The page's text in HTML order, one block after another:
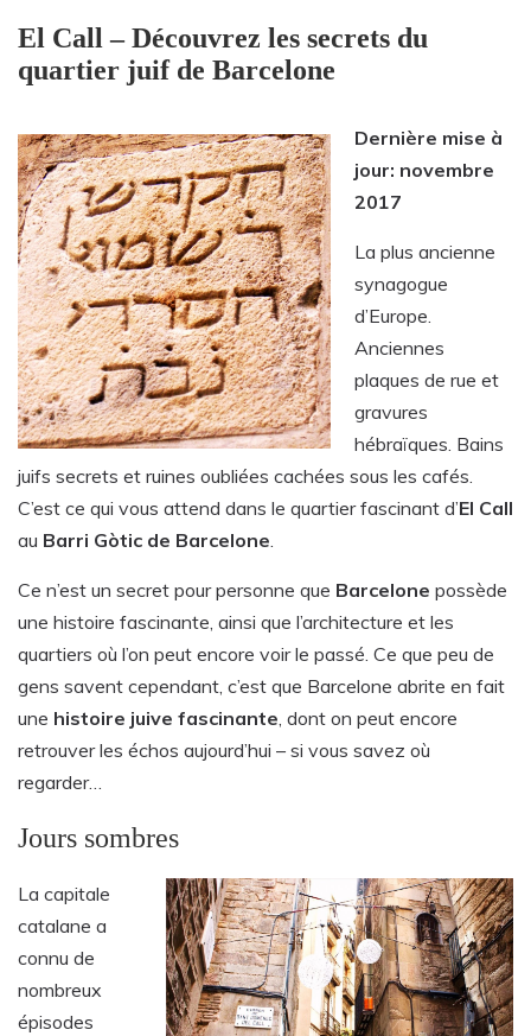
El Call – Découvrez les secrets du
quartier juif de Barcelone
Dernière mise à
jour: novembre
2017
La plus ancienne
synagogue
d’Europe.
Anciennes
plaques de rue et
gravures
hébraïques. Bains
juifs secrets et ruines oubliées cachées sous les cafés.
C’est ce qui vous attend dans le quartier fascinant d’El Call
au Barri Gòtic de Barcelone.
Ce n’est un secret pour personne que Barcelone possède
une histoire fascinante, ainsi que l’architecture et les
quartiers où l’on peut encore voir le passé. Ce que peu de
gens savent cependant, c’est que Barcelone abrite en fait
une histoire juive fascinante, dont on peut encore
retrouver les échos aujourd’hui – si vous savez où
regarder…
Jours sombres
La capitale
catalane a
connu de
nombreux
épisodes